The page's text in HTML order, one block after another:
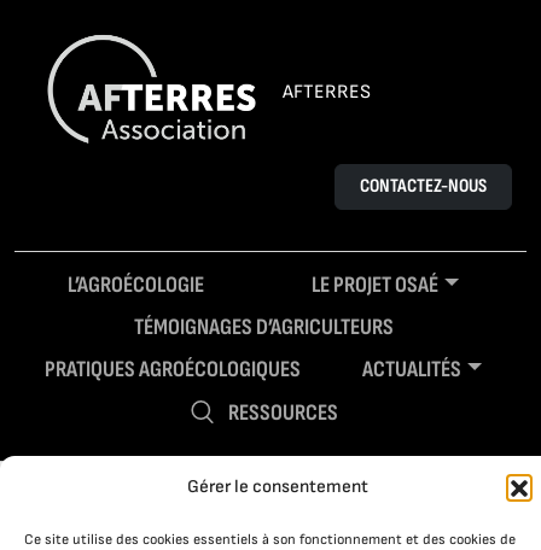
Gérer le consentement
Ce site utilise des cookies essentiels à son fonctionnement et des cookies de
AFTERRES
CONTACTEZ-NOUS
L’AGROÉCOLOGIE
LE PROJET OSAÉ
TÉMOIGNAGES D’AGRICULTEURS
PRATIQUES AGROÉCOLOGIQUES
ACTUALITÉS
RESSOURCES